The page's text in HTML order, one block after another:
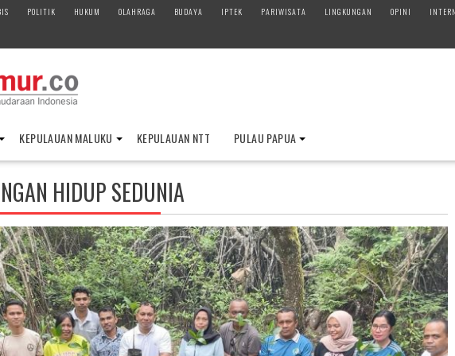
POLITIK HUKUM OLAHRAGA BUDAYA IPTEK PARIWISATA LINGKUNGAN OPINI
KEPULAUAN MALUKU KEPULAUAN NTT PULAU PAPUA
HIDUP SEDUNIA